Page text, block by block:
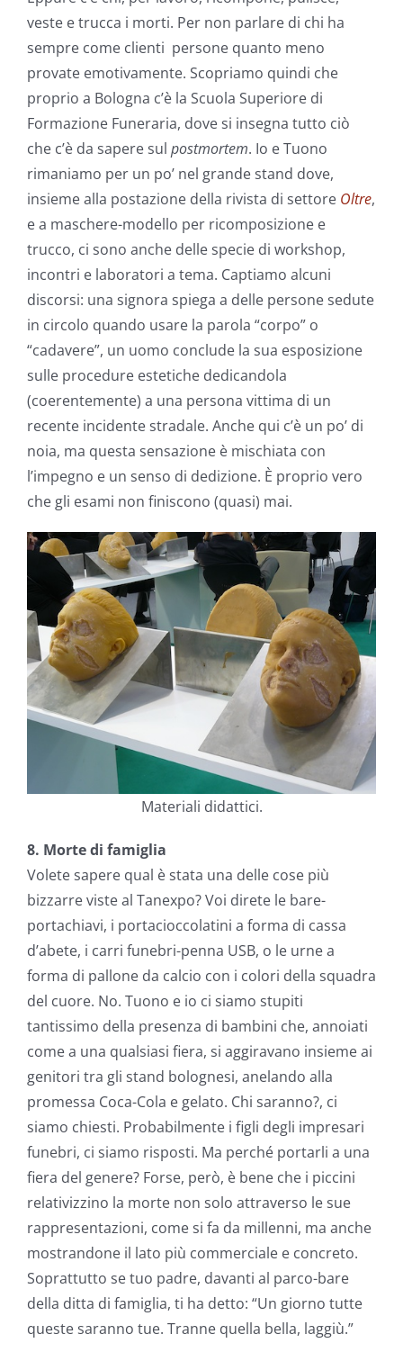
veste e trucca i morti. Per non parlare di chi ha
sempre come clienti persone quanto meno
provate emotivamente. Scopriamo quindi che
proprio a Bologna c’è la Scuola Superiore di
Formazione Funeraria, dove si insegna tutto ciò
che c’è da sapere sul postmortem. Io e Tuono
rimaniamo per un po’ nel grande stand dove,
insieme alla postazione della rivista di settore Oltre,
e a maschere-modello per ricomposizione e
trucco, ci sono anche delle specie di workshop,
incontri e laboratori a tema. Captiamo alcuni
discorsi: una signora spiega a delle persone sedute
in circolo quando usare la parola “corpo” o
“cadavere”, un uomo conclude la sua esposizione
sulle procedure estetiche dedicandola
(coerentemente) a una persona vittima di un
recente incidente stradale. Anche qui c’è un po’ di
noia, ma questa sensazione è mischiata con
l’impegno e un senso di dedizione. È proprio vero
che gli esami non finiscono (quasi) mai.
Materiali didattici.
8. Morte di famiglia
Volete sapere qual è stata una delle cose più
bizzarre viste al Tanexpo? Voi direte le bare-
portachiavi, i portacioccolatini a forma di cassa
d’abete, i carri funebri-penna USB, o le urne a
forma di pallone da calcio con i colori della squadra
del cuore. No. Tuono e io ci siamo stupiti
tantissimo della presenza di bambini che, annoiati
come a una qualsiasi fiera, si aggiravano insieme ai
genitori tra gli stand bolognesi, anelando alla
promessa Coca-Cola e gelato. Chi saranno?, ci
siamo chiesti. Probabilmente i figli degli impresari
funebri, ci siamo risposti. Ma perché portarli a una
fiera del genere? Forse, però, è bene che i piccini
relativizzino la morte non solo attraverso le sue
rappresentazioni, come si fa da millenni, ma anche
mostrandone il lato più commerciale e concreto.
Soprattutto se tuo padre, davanti al parco-bare
della ditta di famiglia, ti ha detto: “Un giorno tutte
queste saranno tue. Tranne quella bella, laggiù.”